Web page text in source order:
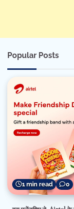
Popular Posts
1 min read 0